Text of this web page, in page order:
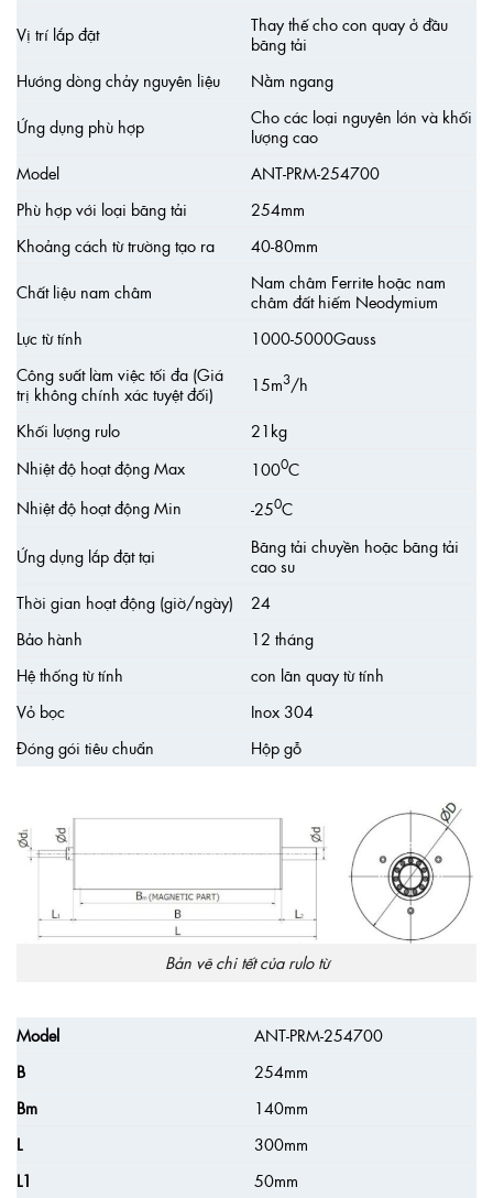
Vị trí lắp đặt
Thay thế cho con quay ở đầu
băng tải
Hướng dòng chảy nguyên liệu
Nằm ngang
Ứng dụng phù hợp
Cho các loại nguyên lớn và khối
lượng cao
Model
ANT-PRM-254700
Phù hợp với loại băng tải
254mm
Khoảng cách từ trường tạo ra
40-80mm
Chất liệu nam châm
Nam châm Ferrite hoặc nam
châm đất hiếm Neodymium
Lực từ tính
1000-5000Gauss
Công suất làm việc tối đa (Giá
trị không chính xác tuyệt đối)
15m3/h
Khối lượng rulo
21kg
Nhiệt độ hoạt động Max
1000C
Nhiệt độ hoạt động Min
-250C
Ứng dụng lắp đặt tại
Băng tải chuyền hoặc băng tải
cao su
Thời gian hoạt động (giờ/ngày)
24
Bảo hành
12 tháng
Hệ thống từ tính
con lăn quay từ tính
Vỏ bọc
Inox 304
Đóng gói tiêu chuẩn
Hộp gỗ
Bản vẽ chi tết của rulo từ
Model
ANT-PRM-254700
B
254mm
Bm
140mm
L
300mm
L1
50mm